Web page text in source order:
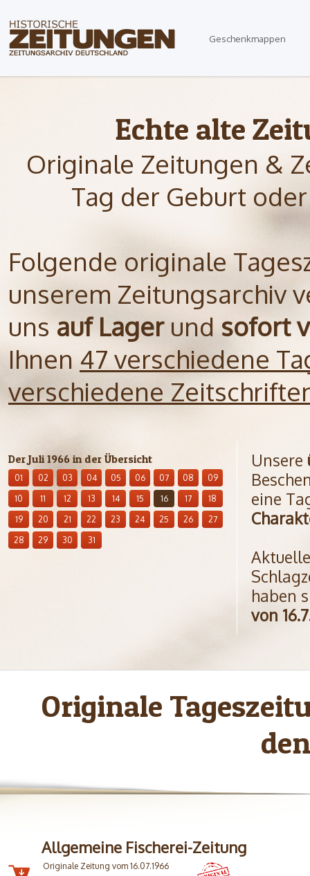
Geschenkmappen
Echte alte
Originale Zeitungen &
Tag der Geburt
Folgende originale
unserem Zeitungsarchiv
uns auf Lagerund sofort
Ihnen 47 verschiedene
verschiedene
Der Juli 1966 in der Übersicht
01 02 03 04 05 06 07 08
09
10
11 12 13 14 15 16 17
18
19
20 21 22 23 24 25 26
27
28
29 30 31
Unsere
eine
haben
von
Originale
Allgemeine Fischerei-Zeitung
Originale Zeitung vom 16.07.1966